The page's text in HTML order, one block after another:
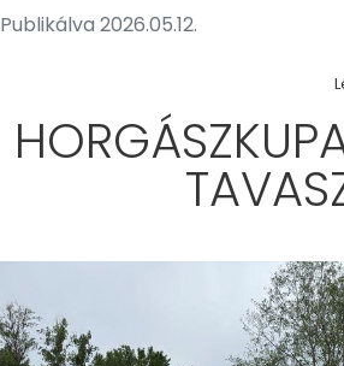
Publikálva 2026.05.12.